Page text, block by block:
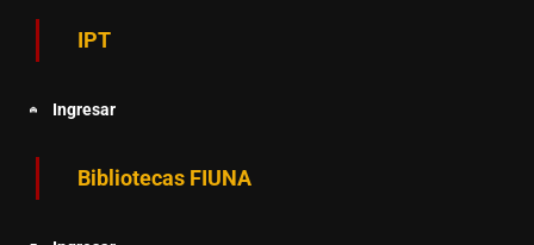
IPT
Ingresar
Bibliotecas FIUNA